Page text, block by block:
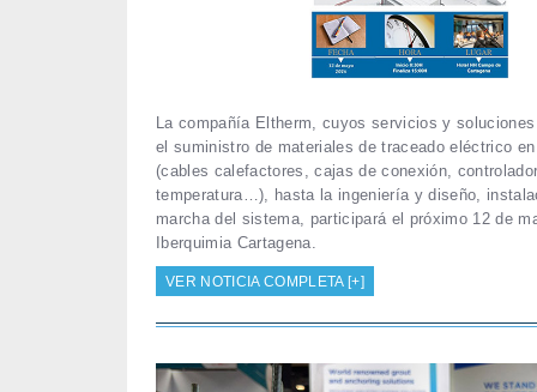
La compañía Eltherm, cuyos servicios y
el suministro de materiales de traceado eléctrico
(cables calefactores, cajas de conexión,
temperatura…), hasta la ingeniería y diseño,
marcha del sistema, participará el próximo 12 de
Iberquimia Cartagena.
VER NOTICIA COMPLETA [+]